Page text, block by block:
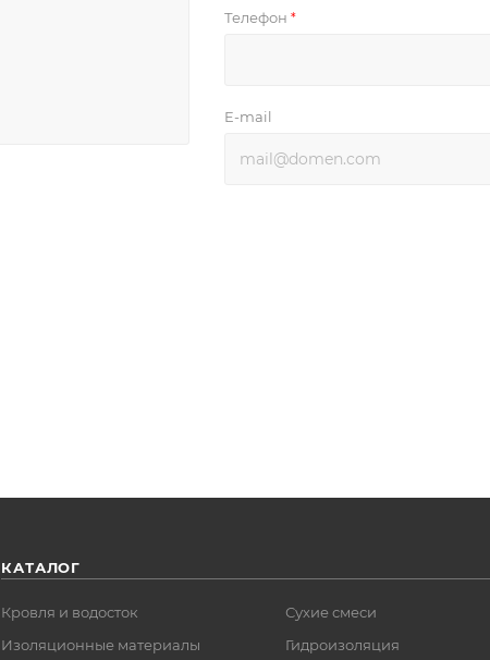
Телефон *
E-mail
КАТАЛОГ
Кровля и водосток
Сухие смеси
Изоляционные материалы
Гидроизоляция